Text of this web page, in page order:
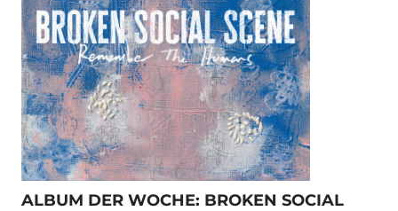
ALBUM DER WOCHE: BROKEN SOCIAL